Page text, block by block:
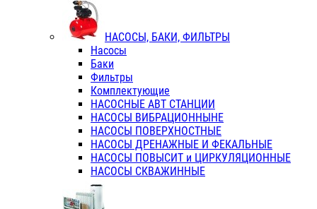
НАСОСЫ, БАКИ, ФИЛЬТРЫ
Насосы
Баки
Фильтры
Комплектующие
НАСОСНЫЕ АВТ СТАНЦИИ
НАСОСЫ ВИБРАЦИОННЫНЕ
НАСОСЫ ПОВЕРХНОСТНЫЕ
НАСОСЫ ДРЕНАЖНЫЕ И ФЕКАЛЬНЫЕ
НАСОСЫ ПОВЫСИТ и ЦИРКУЛЯЦИОННЫЕ
НАСОСЫ СКВАЖИННЫЕ